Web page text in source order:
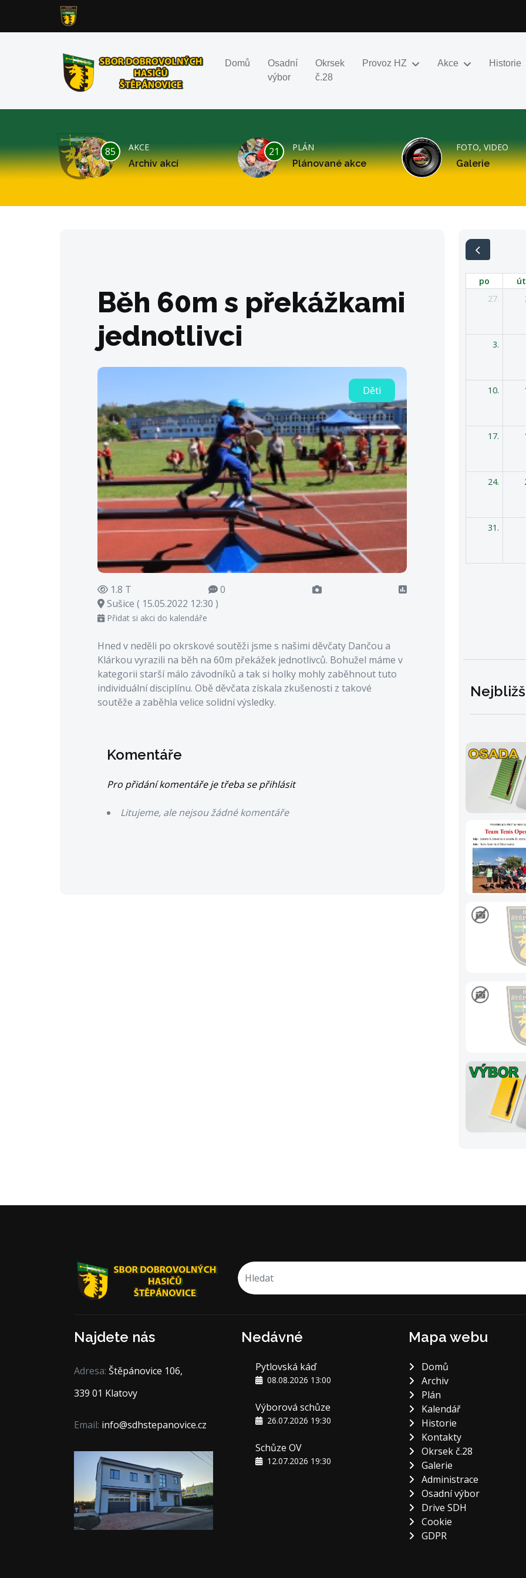
Domů
Osadní
výbor
Okrsek
č.28
Provoz HZ Akce Historie
85
AKCE
Archiv akcí
21
PLÁN
Plánované akce
FOTO, VIDEO
Galerie
Běh 60m s překážkami
jednotlivci
Děti
1.8 T
0
Sušice ( 15.05.2022 12:30 )
Přidat si akci do kalendáře
Hned v neděli po okrskové soutěži jsme s našimi děvčaty Dančou a
Klárkou vyrazili na běh na 60m překážek jednotlivců. Bohužel máme v
kategorii starší málo závodníků a tak si holky mohly zaběhnout tuto
individuální disciplínu. Obě děvčata získala zkušenosti z takové
soutěže a zaběhla velice solidní výsledky.
Komentáře
Pro přidání komentáře je třeba se přihlásit
Litujeme, ale nejsou žádné komentáře
po út
27.
3.
10.
17.
24.
31.
Najdete nás
Adresa: Štěpánovice 106,
339 01 Klatovy
Email: info@sdhstepanovice.cz
Nedávné
Pytlovská káď
08.08.2026 13:00
Výborová schůze
26.07.2026 19:30
Schůze OV
12.07.2026 19:30
Mapa webu
Domů
Archiv
Plán
Kalendář
Historie
Kontakty
Okrsek č.28
Galerie
Administrace
Osadní výbor
Drive SDH
Cookie
GDPR